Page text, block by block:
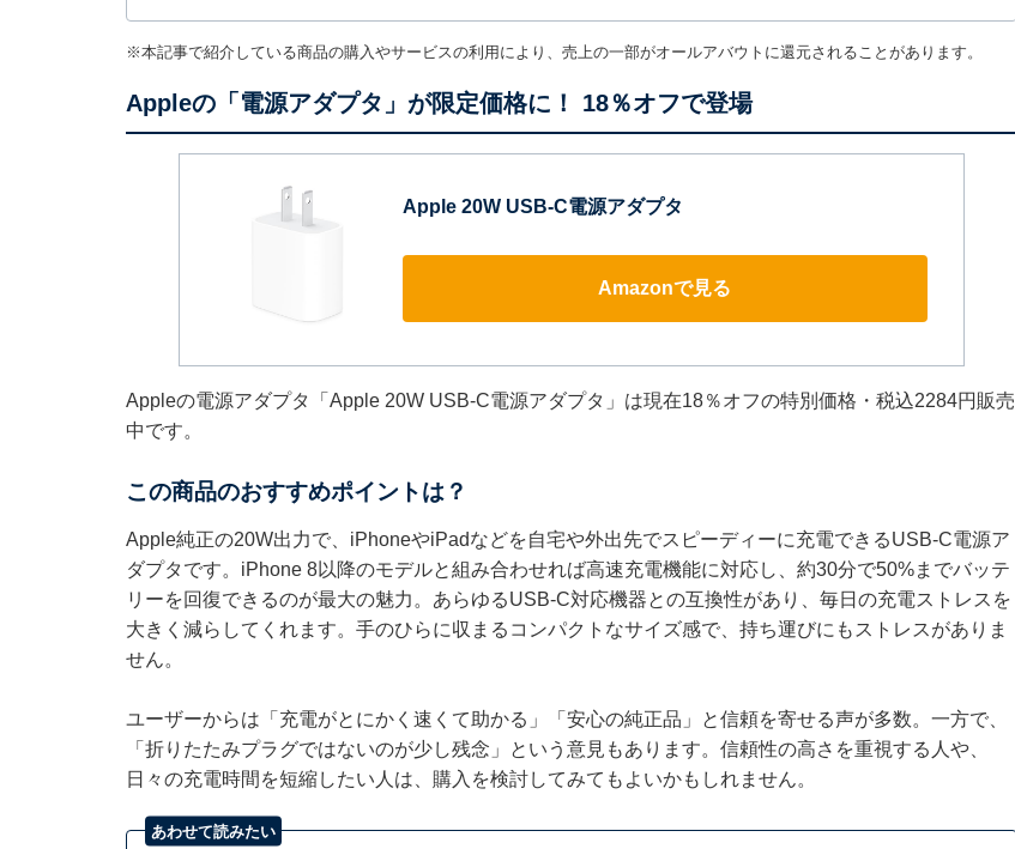
※本記事で紹介している商品の購入やサービスの利用により、売上の一部がオールアバウトに還元されることがあります。
Appleの「電源アダプタ」が限定価格に！ 18％オフで登場
Apple 20W USB-C電源アダプタ
Amazonで見る
Appleの電源アダプタ「Apple 20W USB-C電源アダプタ」は現在18％オフの特別価格・税込2284円販売
中です。
この商品のおすすめポイントは？
Apple純正の20W出力で、iPhoneやiPadなどを自宅や外出先でスピーディーに充電できるUSB-C電源ア
ダプタです。iPhone 8以降のモデルと組み合わせれば高速充電機能に対応し、約30分で50%までバッテ
リーを回復できるのが最大の魅力。あらゆるUSB-C対応機器との互換性があり、毎日の充電ストレスを
大きく減らしてくれます。手のひらに収まるコンパクトなサイズ感で、持ち運びにもストレスがありま
せん。
ユーザーからは「充電がとにかく速くて助かる」「安心の純正品」と信頼を寄せる声が多数。一方で、
「折りたたみプラグではないのが少し残念」という意見もあります。信頼性の高さを重視する人や、
日々の充電時間を短縮したい人は、購入を検討してみてもよいかもしれません。
あわせて読みたい